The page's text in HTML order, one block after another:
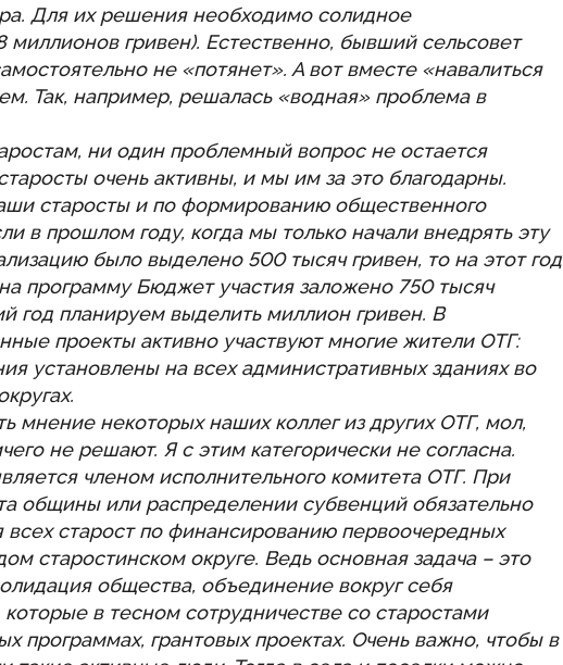
Для их решения необходимо солидное
миллионов гривен). Естественно, бывший сельсовет
не «потянет». А вот вместе «навалиться
Так, например, решалась «водная» проблема в
ни один проблемный вопрос не остается
очень активны, и мы им за это благодарны.
старосты и по формированию общественного
в прошлом году, когда мы только начали внедрять эту
было выделено 500 тысяч гривен, то на этот год
программу Бюджет участия заложено 750 тысяч
год планируем выделить миллион гривен. В
проекты активно участвуют многие жители ОТГ:
установлены на всех административных зданиях во
мнение некоторых наших коллег из других ОТГ, мол,
не решают. Я с этим категорически не согласна.
членом исполнительного комитета ОТГ. При
общины или распределении субвенций обязательно
всех старост по финансированию первоочередных
старостинском округе. Ведь основная задача – это
общества, объединение вокруг себя
в тесном сотрудничестве со старостами
программах, грантовых проектах. Очень важно, чтобы в